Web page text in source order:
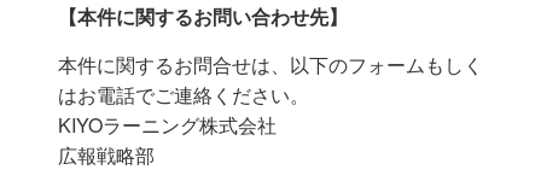
【本件に関するお問い合わせ先】
本件に関するお問合せは、以下のフォームもしく
はお電話でご連絡ください。
KIYOラーニング株式会社
広報戦略部